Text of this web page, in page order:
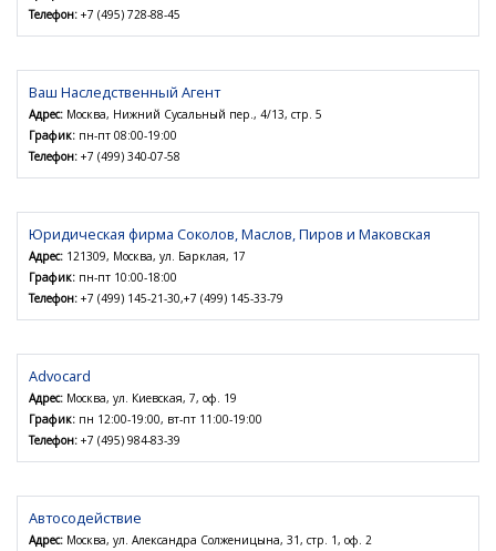
Телефон: +7 (495) 728-88-45
Ваш Наследственный Агент
Адрес: Москва, Нижний Сусальный пер., 4/13, стр. 5
График: пн-пт 08:00-19:00
Телефон: +7 (499) 340-07-58
Юридическая фирма Соколов, Маслов, Пиров и Маковская
Адрес: 121309, Москва, ул. Барклая, 17
График: пн-пт 10:00-18:00
Телефон: +7 (499) 145-21-30,+7 (499) 145-33-79
Advocard
Адрес: Москва, ул. Киевская, 7, оф. 19
График: пн 12:00-19:00, вт-пт 11:00-19:00
Телефон: +7 (495) 984-83-39
Автосодействие
Адрес: Москва, ул. Александра Солженицына, 31, стр. 1, оф. 2